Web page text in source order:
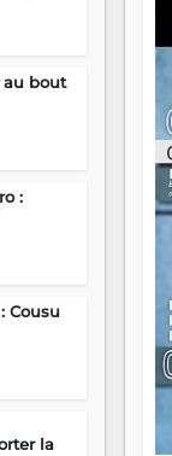
au bout
:
Cousu
la